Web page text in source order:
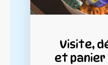
Visite,
et panier